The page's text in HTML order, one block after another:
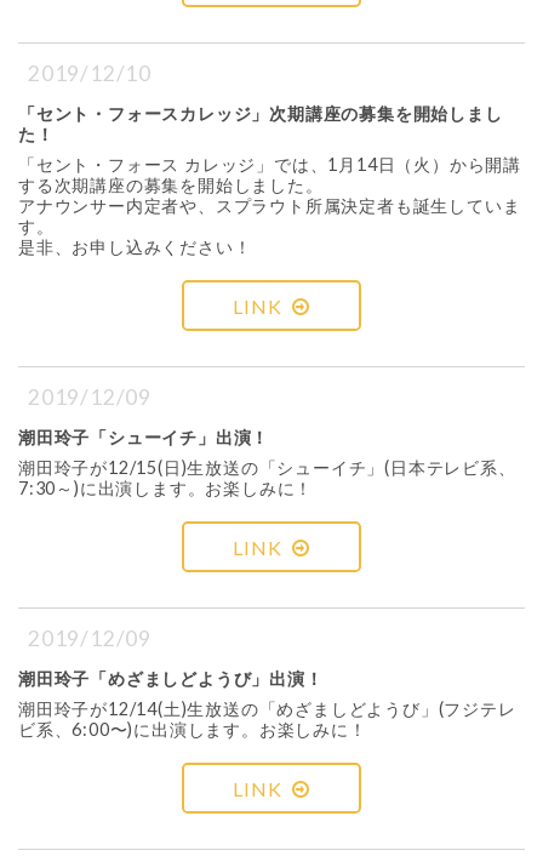
2019/12/10
「セント・フォースカレッジ」次期講座の募集を開始しまし
た！
「セント・フォース カレッジ」では、1月14日（火）から開講
する次期講座の募集を開始しました。
アナウンサー内定者や、スプラウト所属決定者も誕生していま
す。
是非、お申し込みください！
LINK
2019/12/09
潮田玲子「シューイチ」出演！
潮田玲子が12/15(日)生放送の「シューイチ」(日本テレビ系、
7:30～)に出演します。お楽しみに！
LINK
2019/12/09
潮田玲子「めざましどようび」出演！
潮田玲子が12/14(土)生放送の「めざましどようび」(フジテレ
ビ系、6:00〜)に出演します。お楽しみに！
LINK